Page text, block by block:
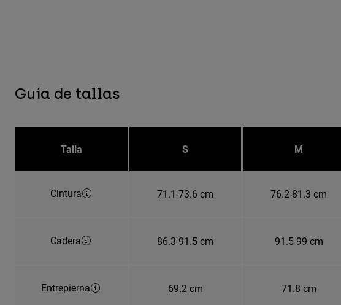
Guía de tallas
Talla S M
Cintura 71.1-73.6 cm 76.2-81.3 cm
Cadera 86.3-91.5 cm 91.5-99 cm
Entrepierna 69.2 cm 71.8 cm